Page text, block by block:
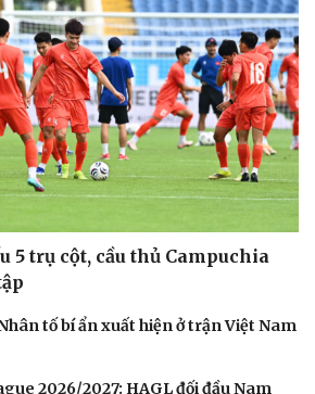
up khi bóng đi dọc dây
giải pickleball danh giá tại Việt
Phân tích nguyên lý hình tam
phát sóng PPA Asia 500 tại TP. Hồ
up khi bóng ở vị trí ô 2 trong